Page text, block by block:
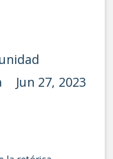
Jun 27, 2023